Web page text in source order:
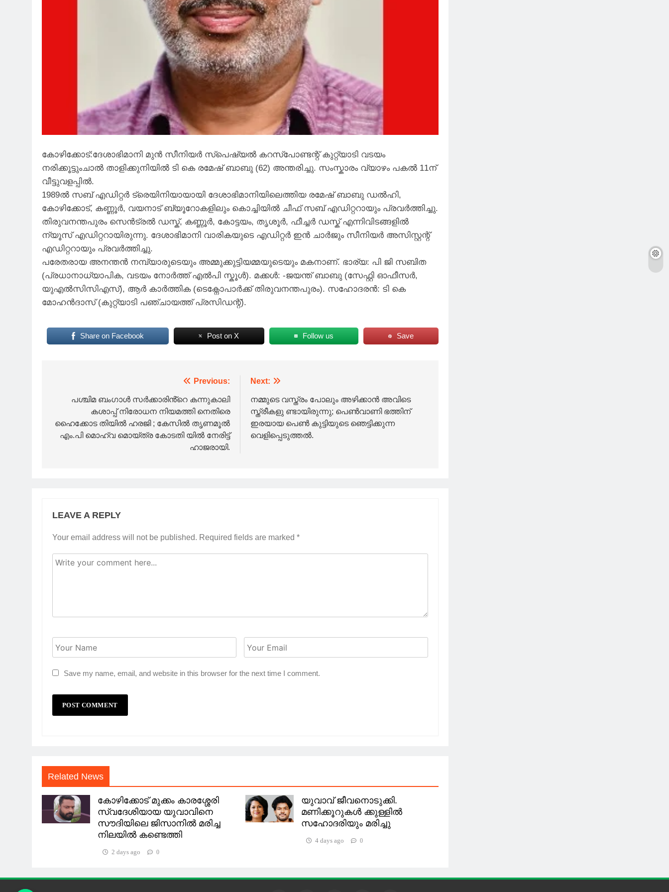
കോഴിക്കോട്‌:ദേശാഭിമാനി മുൻ സീനിയർ സ്പെഷ്യൽ കറസ്‌പോണ്ടന്റ് കുറ്റ്യാടി വടയം
നരിക്കൂട്ടുംചാൽ താളിക്കുനിയിൽ ടി കെ രമേഷ്‌ ബാബു (62) അന്തരിച്ചു. സംസ്കാരം വ്യാഴം പകൽ 11ന്‌
വീട്ടുവളപ്പിൽ.
1989ൽ സബ് എഡിറ്റർ ട്രെയിനിയായായി ദേശാഭിമാനിയിലെത്തിയ രമേഷ്‌ ബാബു ഡൽഹി,
കോഴിക്കോട്, കണ്ണൂർ, വയനാട് ബ്യൂറോകളിലും കൊച്ചിയിൽ ചീഫ് സബ് എഡിറ്ററായും പ്രവർത്തിച്ചു.
തിരുവനന്തപുരം സെൻട്രൽ ഡസ്ക്, കണ്ണൂർ, കോട്ടയം, തൃശൂർ, ഫീച്ചർ ഡസ്ക് എന്നിവിടങ്ങളിൽ
ന്യൂസ് എഡിറ്ററായിരുന്നു. ദേശാഭിമാനി വാരികയുടെ എഡിറ്റർ ഇൻ ചാർജും സീനിയർ അസിസ്റ്റന്റ്‌
എഡിറ്ററായും പ്രവർത്തിച്ചു.
പരേതരായ അനന്തൻ നമ്പ്യാരുടെയും അമ്മുക്കുട്ടിയമ്മയുടെയും മകനാണ്‌. ഭാര്യ: പി ജി സബിത
(പ്രധാനാധ്യാപിക, വടയം നോർത്ത്‌ എൽപി സ്കൂൾ). മക്കൾ: -ജയന്ത് ബാബു (സേഫ്റ്റി ഓഫീസർ,
യുഎൽസിസിഎസ്), ആർ കാർത്തിക (ടെക്നോപാർക്ക്‌ തിരുവനന്തപുരം). സഹോദരൻ: ടി കെ
മോഹൻദാസ്‌ (കുറ്റ്യാടി പഞ്ചായത്ത്‌ പ്രസിഡന്റ്‌).
Share on Facebook Post on X Follow us Save
navigation
Previous:
പശ്ചിമ ബംഗാൾ സർക്കാരിൻ്റെ കന്നുകാലി
കശാപ്പ് നിരോധന നിയമത്തി നെതിരെ
ഹൈക്കോട തിയിൽ ഹരജി ; കേസിൽ തൃണമൂൽ
എം.പി മൊഹ്‌വ മൊയ്ത്ര കോടതി യിൽ നേരിട്ട്
ഹാജരായി.
Next:
നമ്മുടെ വസ്ത്രം പോലും അഴിക്കാന്‍ അവിടെ
സ്ത്രീകളു ണ്ടായിരുന്നു; പെണ്‍വാണി ഭത്തിന്
ഇരയായ പെണ്‍ കുട്ടിയുടെ ഞെട്ടിക്കുന്ന
വെളിപ്പെടുത്തല്‍.
LEAVE A REPLY
Your email address will not be published. Required fields are marked *
Save my name, email, and website in this browser for the next time I comment.
Related News
കോഴിക്കോട് മുക്കം കാരശ്ശേരി
സ്വദേശിയായ യുവാവിനെ
സൗദിയിലെ ജിസാനിൽ മരിച്ച
നിലയിൽ കണ്ടെത്തി
2 days ago 0
യുവാവ് ജീവനൊടുക്കി.
മണിക്കൂറുകള്‍ ക്കുള്ളില്‍
സഹോദരിയും മരിച്ചു
4 days ago 0